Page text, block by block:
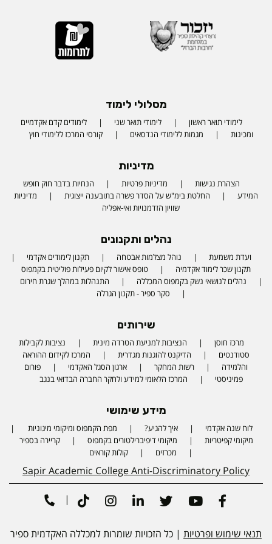
מסלולי לימוד
לימודי תואר ראשון לימודי תואר שני
לימודים קדם אקדמיים
ומכינות
מגמות ללימודי הנדסאים קורסי המרכז ללימודי חוץ
מדיניות
הצהרת נגישות מדיניות פרטיות
הנחיות בדבר חוק חופש
המידע
החלטת בימ"ש על הסדר פשרה בתובענה ייצוגית
מדיניות
שוויון הזדמנויות ואי-אפליה
נהלים ותקנונים
ועדת משמעת נוהל מצלמות אבטחה
תקנון לימודים אקדמי
תקנון שכר לימוד אקדמיה
טופס אישור לקיום פעילות פוליטית בקמפוס
נהלים לנושאי נשק בקמפוס המכללה
התנהלות במהלך שגרת חירום
סקר ספיר - תקנון הגרלה
שירותים
מרכז חוסן הנציבות למניעת הטרדה מינית
נציבות לקבילות
סטודנטים
הדיקנט להוגנות מגדרית
המרכז לקידום ההוראה
והלמידה
רשות המחקר ארגון הסגל האקדמי
פורום
פמיניסטי
המרכז הלאומי למידע ולחקר החברה הבדואי בנגב
מידע שימושי
לוח שנה אקדמי איך להגיע?
מפת הקמפוס ומיקומי מיגוניות
מיקומי קפיטריות
מיקומי דיפיברילטורים בקמפוס
קריירה בספיר
מכרזים
קולות קוראים
Sapir Academic College Anti-Discriminatory Policy
תנאי שימוש ופרטיות | כל הזכויות שומרות למכללה האקדמית ספיר
Facebook
Youtube
Twitter
Linkedin
Instagram
Tiktok
|
Phone number